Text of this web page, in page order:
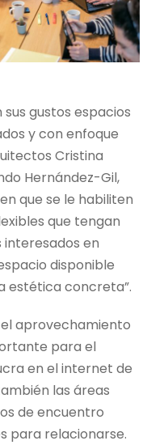
gustos espacios
y con enfoque
Cristina
Hernández-Gil,
que se le habiliten
que tengan
interesados en
disponible
estética concreta”.
aprovechamiento
para el
en el internet de
las áreas
de encuentro
para relacionarse.